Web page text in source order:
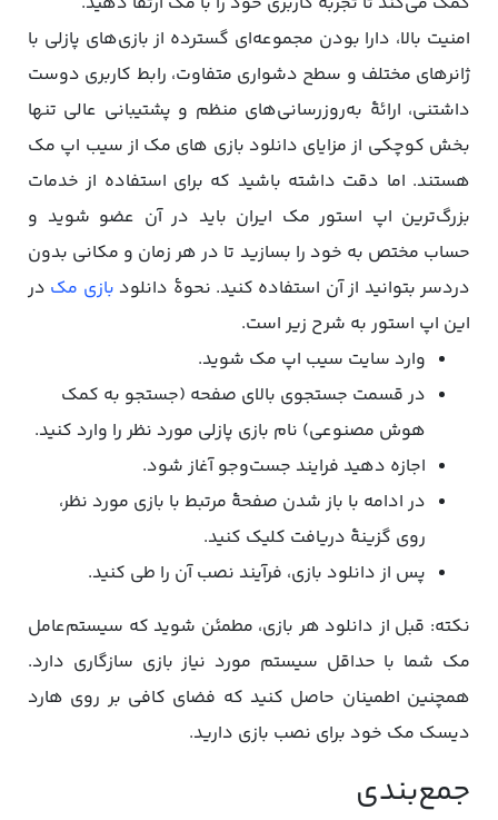
امنیت بالا، دارا بودن مجموعه‌ای گسترده از بازی‌های پازلی با
ژانرهای مختلف و سطح دشواری متفاوت، رابط کاربری دوست
داشتنی، ارائۀ به‌روزرسانی‌های منظم و پشتیبانی عالی تنها
بخش کوچکی از مزایای دانلود بازی‌ های مک از سیب اپ مک
هستند. اما دقت داشته باشید که برای استفاده از خدمات
بزرگ‌ترین اپ استور مک ایران باید در آن عضو شوید و
حساب مختص به خود را بسازید تا در هر زمان و مکانی بدون
دردسر بتوانید از آن استفاده کنید. نحوۀ دانلود بازی مک در
این اپ استور به شرح زیر است.
وارد سایت سیب اپ مک شوید.
در قسمت جستجوی بالای صفحه (جستجو به کمک
هوش مصنوعی) نام بازی پازلی مورد نظر را وارد کنید.
اجازه دهید فرایند جست‌وجو آغاز شود.
در ادامه با باز شدن صفحۀ مرتبط با بازی مورد نظر،
روی گزینۀ دریافت کلیک کنید.
پس از دانلود بازی، فرآیند نصب آن را طی کنید.
نکته: قبل از دانلود هر بازی، مطمئن شوید که سیستم‌عامل
مک شما با حداقل سیستم مورد نیاز بازی سازگاری دارد.
همچنین اطمینان حاصل کنید که فضای کافی بر روی هارد
دیسک مک خود برای نصب بازی دارید.
جمع‌بندی